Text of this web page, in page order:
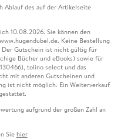
Ablauf des auf der Artikelseite
10.08.2026. Sie können den
Keine Bestellung
Der Gutschein ist nicht gültig für
Bücher und eBooks) sowie für
tolino select und das
mit anderen Gutscheinen und
ist nicht möglich. Ein Weiterverkauf
aufgrund der großen Zahl an
Sie hier